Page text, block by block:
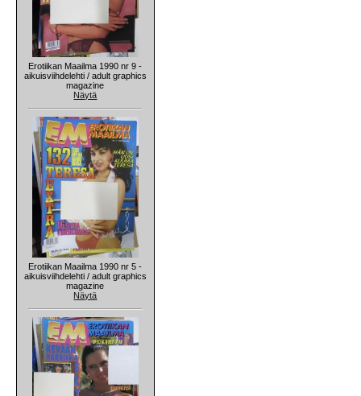
Erotiikan Maailma 1990 nr 9 -
aikuisviihdelehti / adult graphics
magazine
Näytä
Erotiikan Maailma 1990 nr 5 -
aikuisviihdelehti / adult graphics
magazine
Näytä